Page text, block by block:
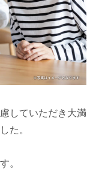
していただき大満
た。
。